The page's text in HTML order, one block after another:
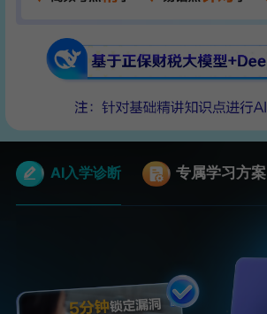
AI入学诊断 专属学习方案